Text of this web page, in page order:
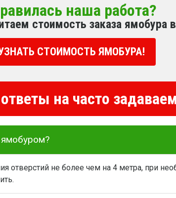
наша работа?
стоимость заказа ямобура
СТОИМОСТЬ ЯМОБУРА!
на часто
отверстий не более чем на 4 метра, при